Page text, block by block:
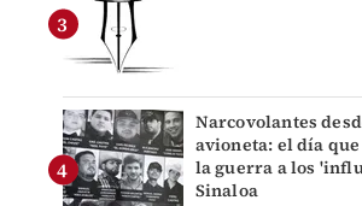
Narcovolantes
avioneta: el día
la guerra a los
Sinaloa